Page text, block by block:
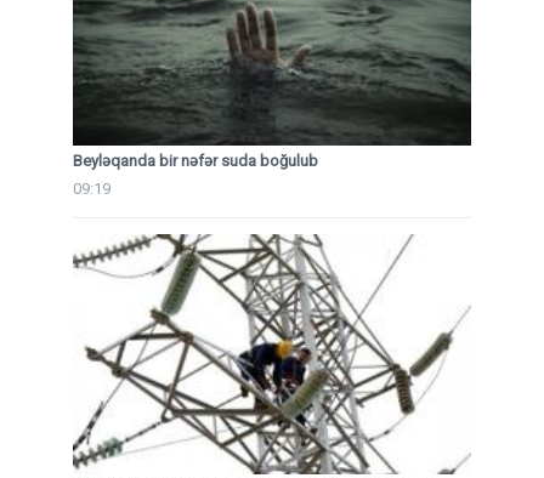
Beyləqanda bir nəfər suda boğulub
09:19